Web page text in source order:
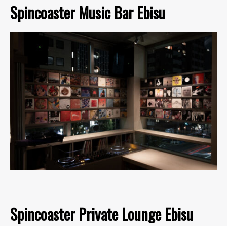
Spincoaster Music Bar Ebisu
Spincoaster Private Lounge Ebisu